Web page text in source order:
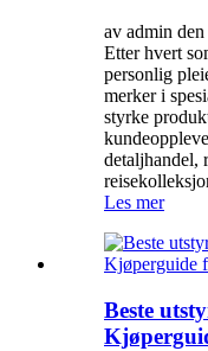
av admin
Etter hvert
personlig
merker i
styrke
detaljhandel,
Les mer
Beste